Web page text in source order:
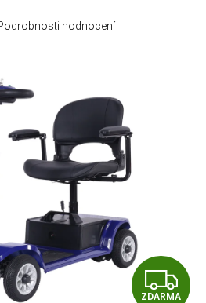
produktu je 0,0 z 5 hvězdiček.
hodnocení
ZDARMA